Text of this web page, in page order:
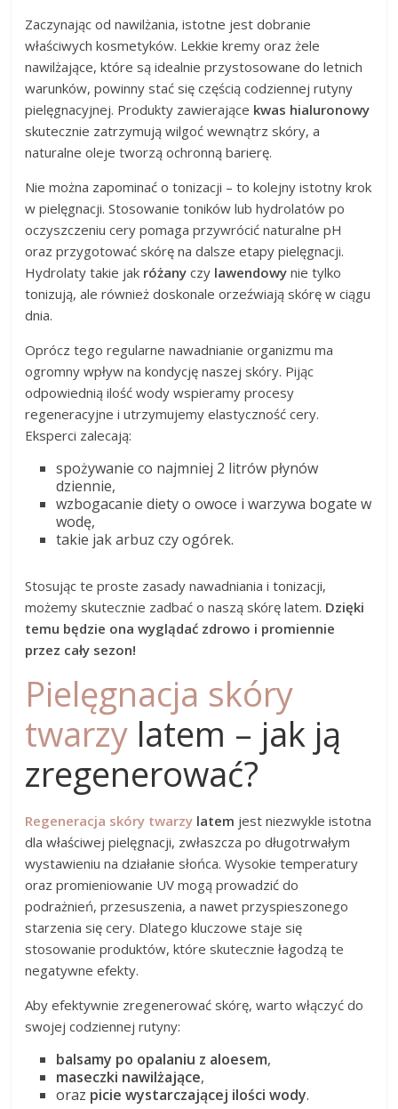
Zaczynając od nawilżania, istotne jest dobranie
właściwych kosmetyków. Lekkie kremy oraz żele
nawilżające, które są idealnie przystosowane do letnich
warunków, powinny stać się częścią codziennej rutyny
pielęgnacyjnej. Produkty zawierające kwas hialuronowy
skutecznie zatrzymują wilgoć wewnątrz skóry, a
naturalne oleje tworzą ochronną barierę.
Nie można zapominać o tonizacji – to kolejny istotny krok
w pielęgnacji. Stosowanie toników lub hydrolatów po
oczyszczeniu cery pomaga przywrócić naturalne pH
oraz przygotować skórę na dalsze etapy pielęgnacji.
Hydrolaty takie jak różany czy lawendowy nie tylko
tonizują, ale również doskonale orzeźwiają skórę w ciągu
dnia.
Oprócz tego regularne nawadnianie organizmu ma
ogromny wpływ na kondycję naszej skóry. Pijąc
odpowiednią ilość wody wspieramy procesy
regeneracyjne i utrzymujemy elastyczność cery.
Eksperci zalecają:
spożywanie co najmniej 2 litrów płynów
dziennie,
wzbogacanie diety o owoce i warzywa bogate w
wodę,
takie jak arbuz czy ogórek.
Stosując te proste zasady nawadniania i tonizacji,
możemy skutecznie zadbać o naszą skórę latem. Dzięki
temu będzie ona wyglądać zdrowo i promiennie
przez cały sezon!
Pielęgnacja skóry
twarzy latem – jak ją
zregenerować?
Regeneracja skóry twarzy latem jest niezwykle istotna
dla właściwej pielęgnacji, zwłaszcza po długotrwałym
wystawieniu na działanie słońca. Wysokie temperatury
oraz promieniowanie UV mogą prowadzić do
podrażnień, przesuszenia, a nawet przyspieszonego
starzenia się cery. Dlatego kluczowe staje się
stosowanie produktów, które skutecznie łagodzą te
negatywne efekty.
Aby efektywnie zregenerować skórę, warto włączyć do
swojej codziennej rutyny:
balsamy po opalaniu z aloesem,
maseczki nawilżające,
oraz picie wystarczającej ilości wody.